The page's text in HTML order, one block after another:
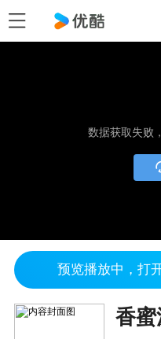
数据获取失败
预览播放中，打